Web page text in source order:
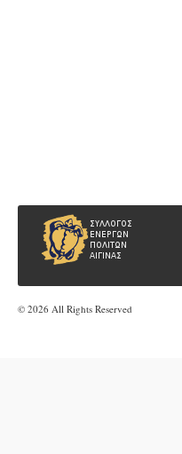
© 2026 All Rights Reserved